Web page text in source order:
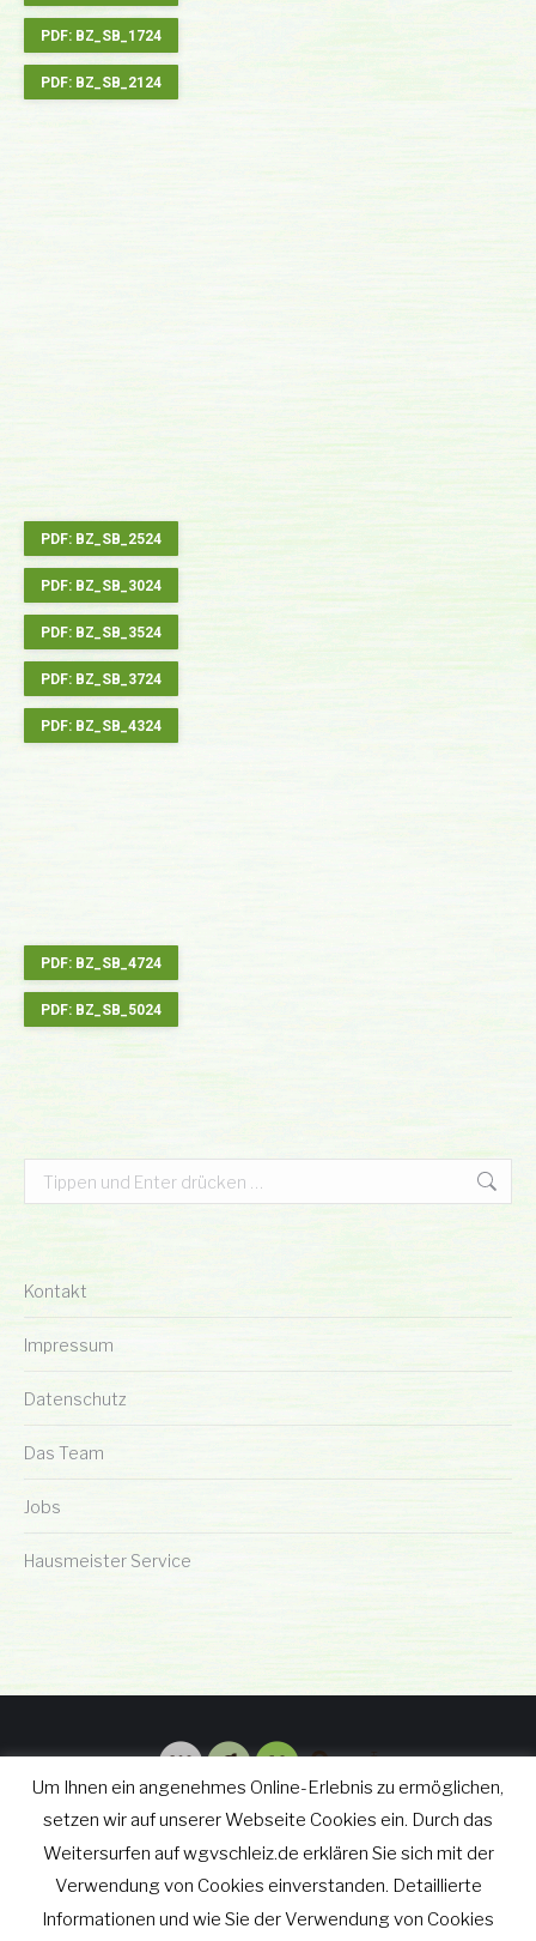
PDF: BZ_SB_1724
PDF: BZ_SB_2124
PDF: BZ_SB_2524
PDF: BZ_SB_3024
PDF: BZ_SB_3524
PDF: BZ_SB_3724
PDF: BZ_SB_4324
PDF: BZ_SB_4724
PDF: BZ_SB_5024
Search:
Kontakt
Impressum
Datenschutz
Das Team
Jobs
Hausmeister Service
© wgv Schleiz GmbH 2019 - 2025
wgv Schleiz GmbH
Um Ihnen ein angenehmes Online-Erlebnis zu ermöglichen,
setzen wir auf unserer Webseite Cookies ein. Durch das
Weitersurfen auf wgvschleiz.de erklären Sie sich mit der
Verwendung von Cookies einverstanden. Detaillierte
Informationen und wie Sie der Verwendung von Cookies